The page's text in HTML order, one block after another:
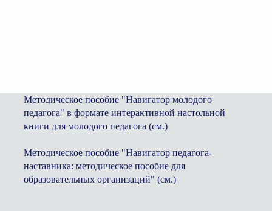
Методическое пособие "Навигатор молодого
педагога" в формате интерактивной настольной
книги для молодого педагога (см.)
Методическое пособие "Навигатор педагога-
наставника: методическое пособие для
образовательных организаций" (см.)